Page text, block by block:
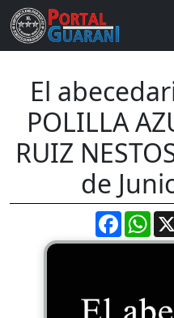
El
POLILLA
RUIZ
de
Facebook